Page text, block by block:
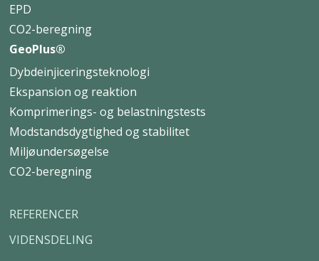
EPD
CO2-beregning
GeoPlus®
Dybdeinjiceringsteknologi
Ekspansion og reaktion
Komprimerings- og belastningstests
Modstandsdygtighed og stabilitet
Miljøundersøgelse
CO2-beregning
REFERENCER
VIDENSDELING